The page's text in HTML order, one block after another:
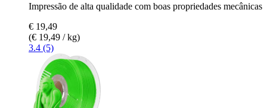
Impressão de alta qualidade com boas propriedades mecânicas
€ 19,49
(€ 19,49 / kg)
3.4 (5)